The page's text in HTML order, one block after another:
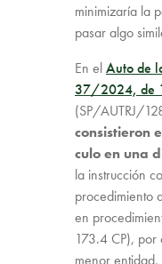
minimizaría la
pasar algo
En elAuto de
37/2024, de
(SP/AUTRJ/
consistieron
culo en una
la instrucción
procedimiento
en
173.4 CP),
menor